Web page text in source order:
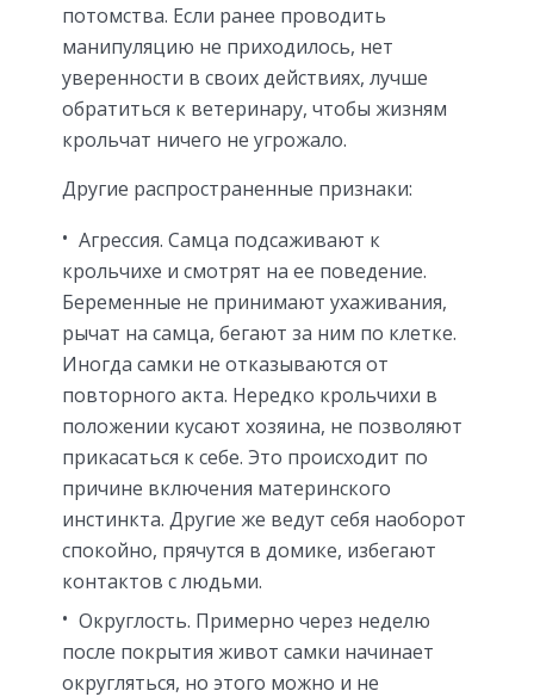
потомства. Если ранее проводить
манипуляцию не приходилось, нет
уверенности в своих действиях, лучше
обратиться к ветеринару, чтобы жизням
крольчат ничего не угрожало.
Другие распространенные признаки:
Агрессия. Самца подсаживают к
крольчихе и смотрят на ее поведение.
Беременные не принимают ухаживания,
рычат на самца, бегают за ним по клетке.
Иногда самки не отказываются от
повторного акта. Нередко крольчихи в
положении кусают хозяина, не позволяют
прикасаться к себе. Это происходит по
причине включения материнского
инстинкта. Другие же ведут себя наоборот
спокойно, прячутся в домике, избегают
контактов с людьми.
Округлость. Примерно через неделю
после покрытия живот самки начинает
округляться, но этого можно и не